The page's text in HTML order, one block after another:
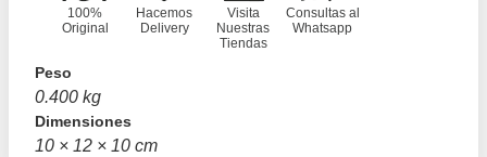
100%
Original
Hacemos
Delivery
Visita
Nuestras
Tiendas
Consultas al
Whatsapp
Peso
0.400 kg
Dimensiones
10 × 12 × 10 cm